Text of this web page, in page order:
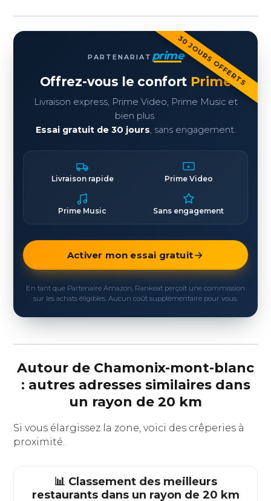
30 JOURS OFFERTS
PARTENARIAT prime
Offrez-vous le confort Prime
Livraison express, Prime Video, Prime Music et
bien plus.
Essai gratuit de 30 jours, sans engagement.
Livraison rapide Prime Video
Prime Music Sans engagement
Activer mon essai gratuit
En tant que Partenaire Amazon, Rankeat perçoit une commission
sur les achats éligibles. Aucun coût supplémentaire pour vous.
Autour de Chamonix-mont-blanc
: autres adresses similaires dans
un rayon de 20 km
Si vous élargissez la zone, voici des crêperies à
proximité.
📊 Classement des meilleurs
restaurants dans un rayon de 20 km